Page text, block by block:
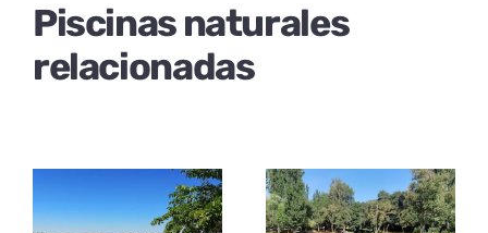
Piscinas naturales
relacionadas